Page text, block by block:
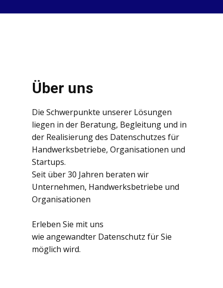
Über uns
Die Schwerpunkte unserer Lösungen
liegen in der Beratung, Begleitung und in
der Realisierung des Datenschutzes für
Handwerksbetriebe, Organisationen und
Startups.
Seit über 30 Jahren beraten wir
Unternehmen, Handwerksbetriebe und
Organisationen
Erleben Sie mit uns
wie angewandter Datenschutz für Sie
möglich wird.